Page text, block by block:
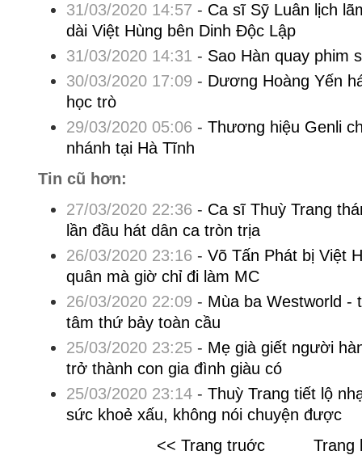
31/03/2020 14:57 - Ca sĩ Sỹ Luân lịch
dài Việt Hùng bên Dinh Độc Lập
31/03/2020 14:31 - Sao Hàn quay phim
30/03/2020 17:09 - Dương Hoàng Yến
học trò
29/03/2020 05:06 - Thương hiệu Genli
nhánh tại Hà Tĩnh
Tin cũ hơn:
27/03/2020 22:36 - Ca sĩ Thuỳ Trang
lần đầu hát dân ca tròn trịa
26/03/2020 23:16 - Võ Tấn Phát bị Việt
quân mà giờ chỉ đi làm MC
26/03/2020 22:09 - Mùa ba Westworld -
tâm thứ bảy toàn cầu
25/03/2020 23:25- Mẹ già giết người
trở thành con gia đình giàu có
25/03/2020 23:14- Thuỳ Trang tiết lộ
sức khoẻ xấu, không nói chuyện được
<< Trang truớc
Trang